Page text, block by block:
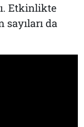
Etkinlikte
sayıları da